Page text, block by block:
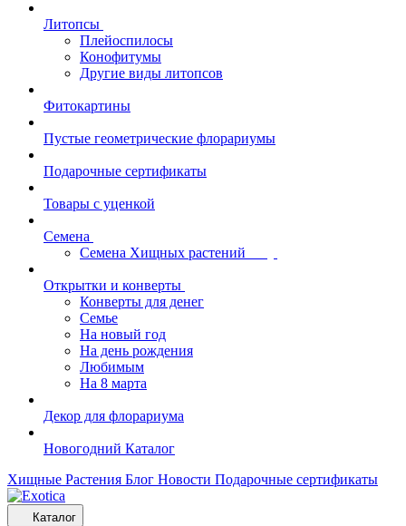
Литопсы
Плейоспилосы
Конофитумы
Другие виды литопсов
Фитокартины
Пустые геометрические флорариумы
Подарочные сертификаты
Товары с уценкой
Семена
Семена Хищных растений
Открытки и конверты
Конверты для денег
Семье
На новый год
На день рождения
Любимым
На 8 марта
Декор для флорариума
Новогодний Каталог
Хищные Растения Блог Новости Подарочные сертификаты
Каталог